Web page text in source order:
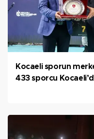
Kocaeli sporun
433 sporcu